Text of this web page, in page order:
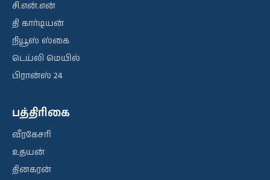
சி.என்.என்
தி கார்டியன்
நியூஸ் ஸ்கை
டெய்லி மெயில்
பிரான்ஸ் 24
பத்திரிகை
வீரகேசரி
உதயன்
தினகரன்